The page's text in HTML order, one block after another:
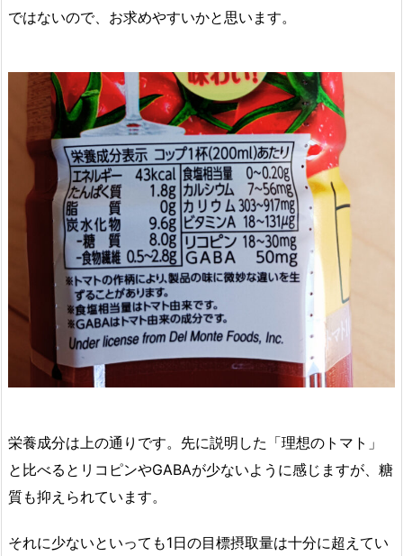
ではないので、お求めやすいかと思います。
栄養成分は上の通りです。先に説明した「理想のトマト」
と比べるとリコピンやGABAが少ないように感じますが、糖
質も抑えられています。
それに少ないといっても1日の目標摂取量は十分に超えてい